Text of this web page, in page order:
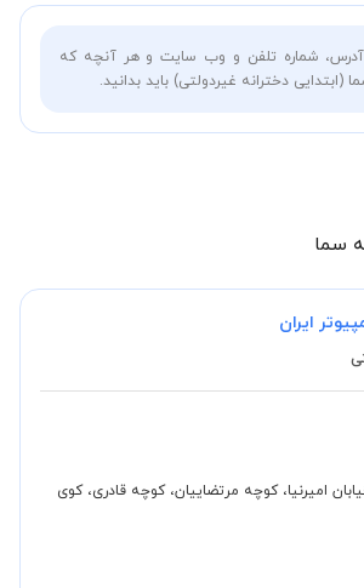
شماره تلفن و وب سایت و هر آنچه که
(ابتدایی دخترانه غیردولتی) باید بدانید.
سما
ایران
امیرنیا، کوچه مرتضاییان، کوچه قادری، کوی